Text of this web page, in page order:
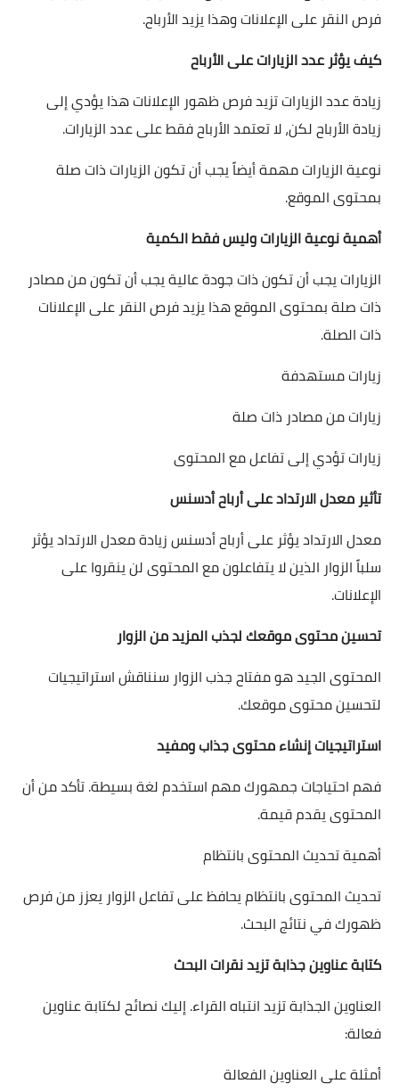
فرص النقر على الإعلانات وهذا يزيد الأرباح.
كيف يؤثر عدد الزيارات على الأرباح
زيادة عدد الزيارات تزيد فرص ظهور الإعلانات هذا يؤدي إلى
زيادة الأرباح لكن، لا تعتمد الأرباح فقط على عدد الزيارات.
نوعية الزيارات مهمة أيضاً يجب أن تكون الزيارات ذات صلة
بمحتوى الموقع.
أهمية نوعية الزيارات وليس فقط الكمية
الزيارات يجب أن تكون ذات جودة عالية يجب أن تكون من مصادر
ذات صلة بمحتوى الموقع هذا يزيد فرص النقر على الإعلانات
ذات الصلة.
زيارات مستهدفة
زيارات من مصادر ذات صلة
زيارات تؤدي إلى تفاعل مع المحتوى
تأثير معدل الارتداد على أرباح أدسنس
معدل الارتداد يؤثر على أرباح أدسنس زيادة معدل الارتداد يؤثر
سلباً الزوار الذين لا يتفاعلون مع المحتوى لن ينقروا على
الإعلانات.
تحسين محتوى موقعك لجذب المزيد من الزوار
المحتوى الجيد هو مفتاح جذب الزوار سنناقش استراتيجيات
لتحسين محتوى موقعك.
استراتيجيات إنشاء محتوى جذاب ومفيد
فهم احتياجات جمهورك مهم استخدم لغة بسيطة. تأكد من أن
المحتوى يقدم قيمة.
أهمية تحديث المحتوى بانتظام
تحديث المحتوى بانتظام يحافظ على تفاعل الزوار يعزز من فرص
ظهورك في نتائج البحث.
كتابة عناوين جذابة تزيد نقرات البحث
العناوين الجذابة تزيد انتباه القراء. إليك نصائح لكتابة عناوين
فعالة:
أمثلة على العناوين الفعالة